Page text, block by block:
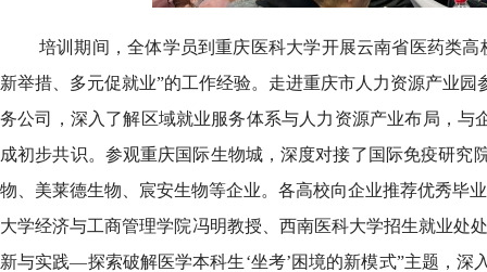
培训期间，全体学员到重庆医科大学开展云南省医药类
新举措、多元促就业”的工作经验。走进重庆市人力资源产业
务公司，深入了解区域就业服务体系与人力资源产业布局，
成初步共识。参观重庆国际生物城，深度对接了国际免疫研
物、美莱德生物、宸安生物等企业。各高校向企业推荐优秀毕
大学经济与工商管理学院冯明教授、西南医科大学招生就业处
新与实践—探索破解医学本科生‘坐考’困境的新模式”主题，